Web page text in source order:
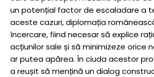
un potențial factor de escaladare a
aceste cazuri, diplomația
încercare, fiind necesar să explice
acțiunilor sale și să minimizeze orice
ar putea apărea. În ciuda acestor
a reușit să mențină un dialog